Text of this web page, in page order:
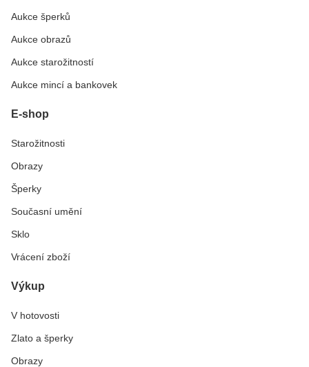
Aukce šperků
Aukce obrazů
Aukce starožitností
Aukce mincí a bankovek
E-shop
Starožitnosti
Obrazy
Šperky
Současní umění
Sklo
Vrácení zboží
Výkup
V hotovosti
Zlato a šperky
Obrazy